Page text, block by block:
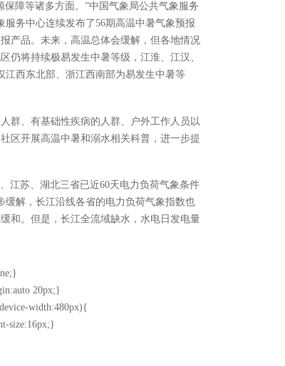
障等诸多方面。”中国气象局公共气象服务
务中心连续发布了56期高温中暑气象预报
产品。未来，高温总体会缓解，但各地情况
仍将持续极易发生中暑等级，江淮、江汉、
江西东北部、浙江西南部为易发生中暑等
群、有基础性疾病的人群、户外工作人员以
区开展高温中暑和溺水相关科普，进一步提
江苏、湖北三省已近60天电力负荷气象条件
缓解，长江沿线各省的电力负荷气象指数也
和。但是，长江全流域缺水，水电日发电量
20px;}
width:480px){
size:16px;}